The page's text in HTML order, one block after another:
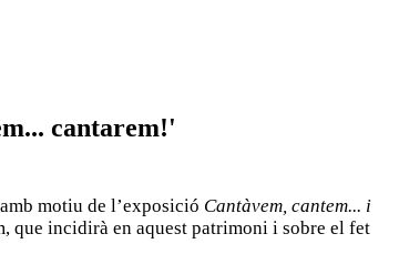
cantarem!'
motiu de l’exposició Cantàvem, cantem... i
que incidirà en aquest patrimoni i sobre el fet